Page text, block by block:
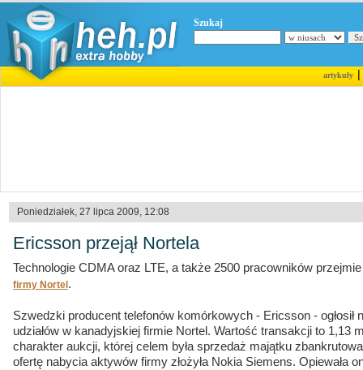
Szukaj
artykuły|
Poniedziałek, 27 lipca 2009, 12:08
Ericsson przejął Nortela
Technologie CDMA oraz LTE, a także 2500 pracowników
firmy Nortel .
Szwedzki producent telefonów komórkowych - Ericsson -
udziałów w kanadyjskiej firmie Nortel. Wartość transakcji to 1,13
charakter aukcji, której celem była sprzedaż majątku
ofertę nabycia aktywów firmy złożyła Nokia Siemens. Opiewała